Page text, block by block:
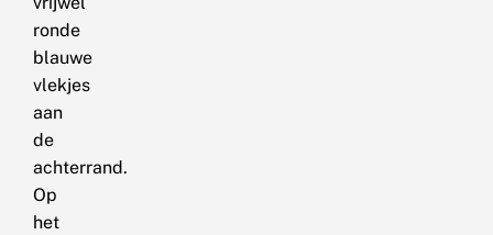
ronde
blauwe
vlekjes
aan
de
achterrand.
Op
het